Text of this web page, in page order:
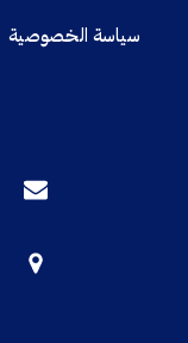
سياسة الخصوصية